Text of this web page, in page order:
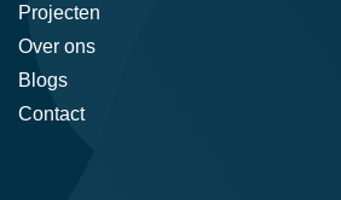
Projecten
Over ons
Blogs
Contact